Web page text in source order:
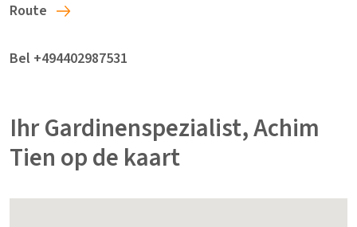
Route
Bel +494402987531
Ihr Gardinenspezialist, Achim
Tien op de kaart